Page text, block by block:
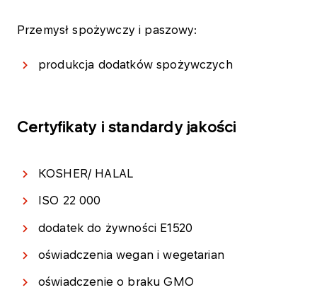
Przemysł spożywczy i paszowy:
produkcja dodatków spożywczych
Certyfikaty i standardy jakości
KOSHER/ HALAL
ISO 22 000
dodatek do żywności E1520
oświadczenia wegan i wegetarian
oświadczenie o braku GMO